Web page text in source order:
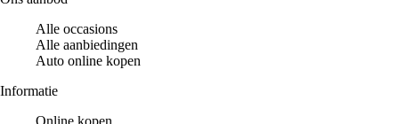
Alle occasions
Alle aanbiedingen
Auto online kopen
Informatie
Online kopen